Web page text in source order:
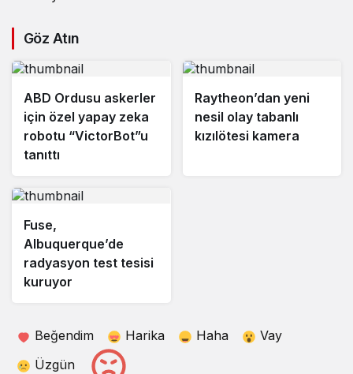
Göz Atın
ABD Ordusu askerler
için özel yapay zeka
robotu “VictorBot”u
tanıttı
Raytheon’dan yeni
nesil olay tabanlı
kızılötesi kamera
Fuse,
Albuquerque’de
radyasyon test tesisi
kuruyor
Beğendim Harika Haha
Vay
Üzgün